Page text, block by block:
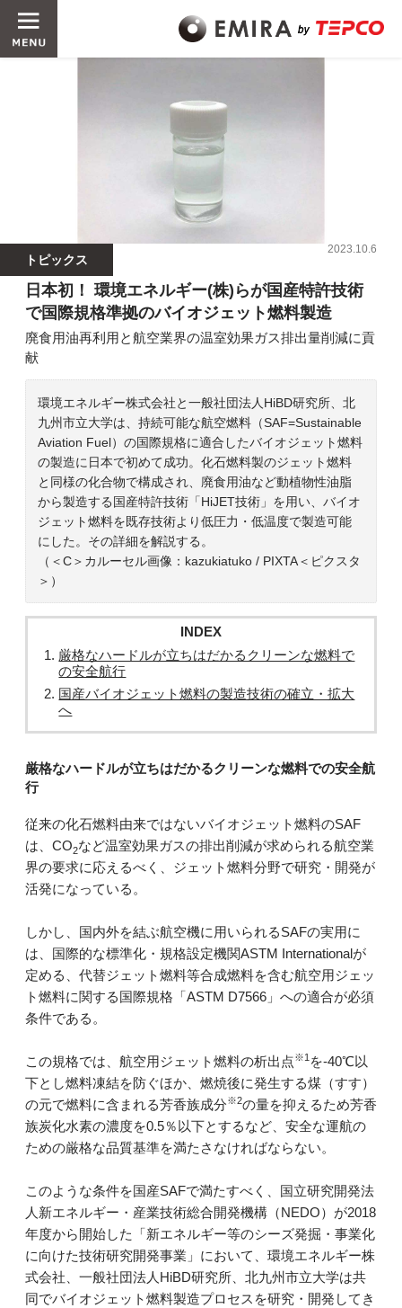
トピックス
2023.10.6
日本初！ 環境エネルギー(株)らが国産特許技術
で国際規格準拠のバイオジェット燃料製造
廃食用油再利用と航空業界の温室効果ガス排出量削減に貢
献
環境エネルギー株式会社と一般社団法人HiBD研究所、北
九州市立大学は、持続可能な航空燃料（SAF=Sustainable
Aviation Fuel）の国際規格に適合したバイオジェット燃料
の製造に日本で初めて成功。化石燃料製のジェット燃料
と同様の化合物で構成され、廃食用油など動植物性油脂
から製造する国産特許技術「HiJET技術」を用い、バイオ
ジェット燃料を既存技術より低圧力・低温度で製造可能
にした。その詳細を解説する。
（＜C＞カルーセル画像：kazukiatuko / PIXTA＜ピクスタ
＞）
INDEX
厳格なハードルが立ちはだかるクリーンな燃料で
の安全航行
国産バイオジェット燃料の製造技術の確立・拡大
へ
厳格なハードルが立ちはだかるクリーンな燃料での安全航
行
従来の化石燃料由来ではないバイオジェット燃料のSAF
は、CO2など温室効果ガスの排出削減が求められる航空業
界の要求に応えるべく、ジェット燃料分野で研究・開発が
活発になっている。
しかし、国内外を結ぶ航空機に用いられるSAFの実用に
は、国際的な標準化・規格設定機関ASTM Internationalが
定める、代替ジェット燃料等合成燃料を含む航空用ジェッ
ト燃料に関する国際規格「ASTM D7566」への適合が必須
条件である。
この規格では、航空用ジェット燃料の析出点※1 を-40℃以
下とし燃料凍結を防ぐほか、燃焼後に発生する煤（すす）
の元で燃料に含まれる芳香族成分※2の量を抑えるため芳香
族炭化水素の濃度を0.5％以下とするなど、安全な運航の
ための厳格な品質基準を満たさなければならない。
このような条件を国産SAFで満たすべく、国立研究開発法
人新エネルギー・産業技術総合開発機構（NEDO）が2018
年度から開始した「新エネルギー等のシーズ発掘・事業化
に向けた技術研究開発事業」において、環境エネルギー株
式会社、一般社団法人HiBD研究所、北九州市立大学は共
同でバイオジェット燃料製造プロセスを研究・開発してき